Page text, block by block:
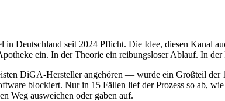
in Deutschland seit 2024 Pflicht. Die Idee, diesen Kanal
ein. In der Theorie ein reibungsloser Ablauf. In
DiGA-Hersteller angehören — wurde ein Großteil der
blockiert. Nur in 15 Fällen lief der Prozess so ab,
Weg ausweichen oder gaben auf.